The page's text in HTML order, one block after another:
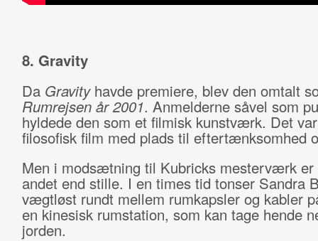
8. Gravity
Da Gravity havde premiere, blev den omtalt
Rumrejsen år 2001. Anmelderne såvel som
hyldede den som et filmisk kunstværk. Det
filosofisk film med plads til eftertænksomhed
Men i modsætning til Kubricks mesterværk er
andet end stille. I en times tid tonser Sandra
vægtløst rundt mellem rumkapsler og kabler
en kinesisk rumstation, som kan tage hende
jorden.